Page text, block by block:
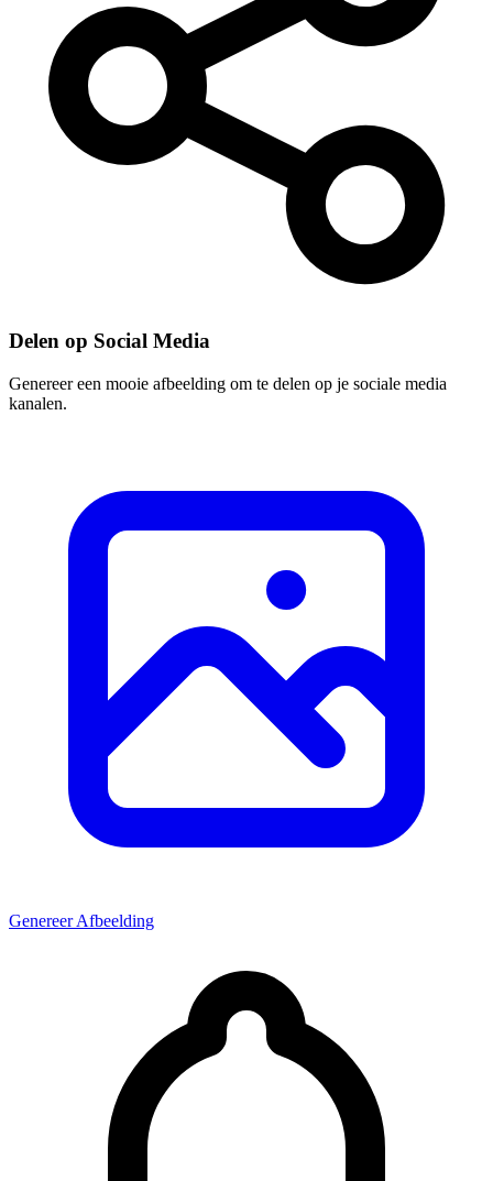
Delen op Social Media
Genereer een mooie afbeelding om te delen op je sociale media
kanalen.
Genereer Afbeelding